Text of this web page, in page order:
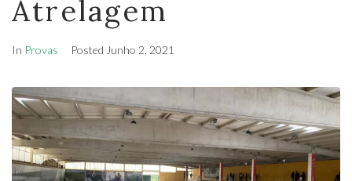
Atrelagem
In Provas Posted Junho 2, 2021